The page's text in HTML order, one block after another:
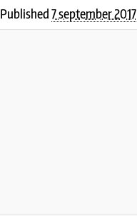
Published7 september 2017